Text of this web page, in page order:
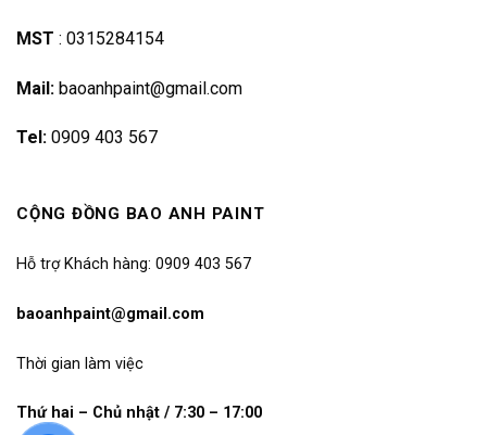
MST : 0315284154
Mail: baoanhpaint@gmail.com
Tel: 0909 403 567
CỘNG ĐỒNG BAO ANH PAINT
Hỗ trợ Khách hàng: 0909 403 567
baoanhpaint@gmail.com
Thời gian làm việc
Thứ hai – Chủ nhật / 7:30 – 17:00